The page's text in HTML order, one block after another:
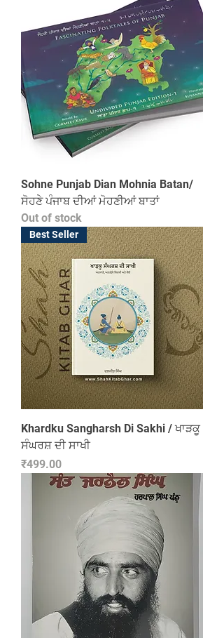
Sohne Punjab Dian Mohnia Batan/
ਸੋਹਣੇ ਪੰਜਾਬ ਦੀਆਂ ਮੋਹਣੀਆਂ ਬਾਤਾਂ
Out of stock
Best Seller
Khardku Sangharsh Di Sakhi / ਖਾੜਕੂ
ਸੰਘਰਸ਼ ਦੀ ਸਾਖੀ
Price
₹499.00